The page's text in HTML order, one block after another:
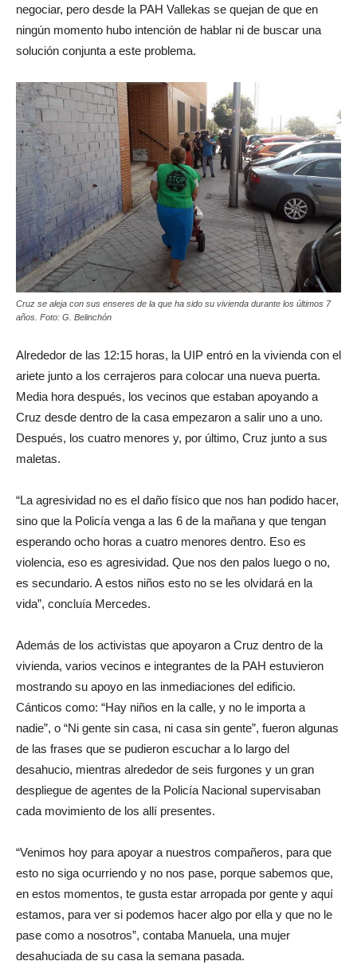
negociar, pero desde la PAH Vallekas se quejan de que en
ningún momento hubo intención de hablar ni de buscar una
solución conjunta a este problema.
Cruz se aleja con sus enseres de la que ha sido su vivienda durante los últimos 7
años. Foto: G. Belinchón
Alrededor de las 12:15 horas, la UIP entró en la vivienda con el
ariete junto a los cerrajeros para colocar una nueva puerta.
Media hora después, los vecinos que estaban apoyando a
Cruz desde dentro de la casa empezaron a salir uno a uno.
Después, los cuatro menores y, por último, Cruz junto a sus
maletas.
“La agresividad no es el daño físico que nos han podido hacer,
sino que la Policía venga a las 6 de la mañana y que tengan
esperando ocho horas a cuatro menores dentro. Eso es
violencia, eso es agresividad. Que nos den palos luego o no,
es secundario. A estos niños esto no se les olvidará en la
vida”, concluía Mercedes.
Además de los activistas que apoyaron a Cruz dentro de la
vivienda, varios vecinos e integrantes de la PAH estuvieron
mostrando su apoyo en las inmediaciones del edificio.
Cánticos como: “Hay niños en la calle, y no le importa a
nadie”, o “Ni gente sin casa, ni casa sin gente”, fueron algunas
de las frases que se pudieron escuchar a lo largo del
desahucio, mientras alrededor de seis furgones y un gran
despliegue de agentes de la Policía Nacional supervisaban
cada movimiento de los allí presentes.
“Venimos hoy para apoyar a nuestros compañeros, para que
esto no siga ocurriendo y no nos pase, porque sabemos que,
en estos momentos, te gusta estar arropada por gente y aquí
estamos, para ver si podemos hacer algo por ella y que no le
pase como a nosotros”, contaba Manuela, una mujer
desahuciada de su casa la semana pasada.